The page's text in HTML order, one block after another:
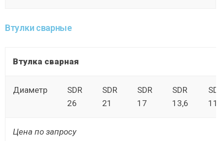
Втулки сварные
Втулка сварная
Диаметр
SDR
26
SDR
21
SDR
17
SDR
13,6
11
Цена по запросу